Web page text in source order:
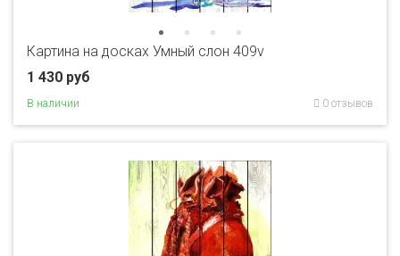
Картина на досках Умный слон 409v
1 430 руб
В наличии 0 отзывов